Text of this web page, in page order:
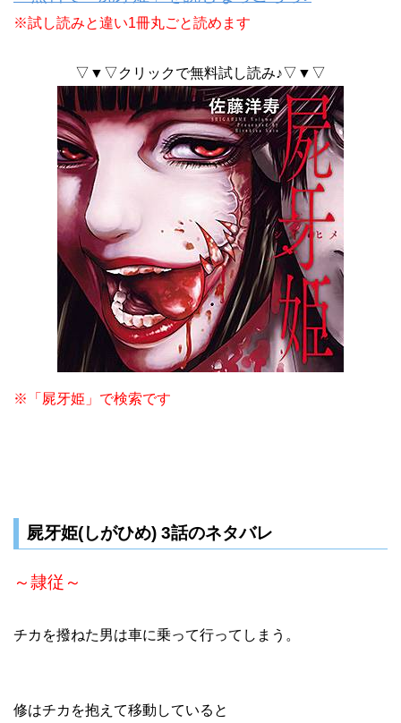
※試し読みと違い1冊丸ごと読めます
▽▼▽クリックで無料試し読み♪▽▼▽
※「屍牙姫」で検索です
屍牙姫(しがひめ) 3話のネタバレ
～隷従～
チカを撥ねた男は車に乗って行ってしまう。
修はチカを抱えて移動していると